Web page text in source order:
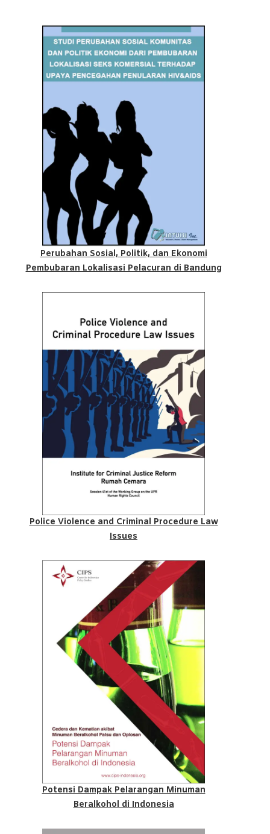
Perubahan Sosial, Politik, dan Ekonomi
Pembubaran Lokalisasi Pelacuran di Bandung
Police Violence and Criminal Procedure Law
Issues
Potensi Dampak Pelarangan Minuman
Beralkohol di Indonesia